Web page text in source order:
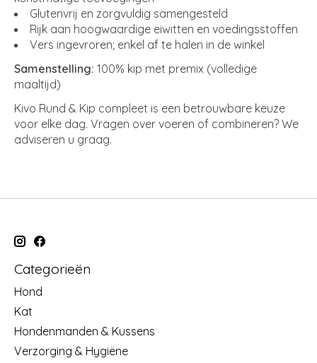
Glutenvrij en zorgvuldig samengesteld
Rijk aan hoogwaardige eiwitten en voedingsstoffen
Vers ingevroren; enkel af te halen in de winkel
Samenstelling: 100% kip met premix (volledige
maaltijd)
Kivo Rund & Kip compleet is een betrouwbare keuze
voor elke dag. Vragen over voeren of combineren? We
adviseren u graag.
Categorieën
Hond
Kat
Hondenmanden & Kussens
Verzorging & Hygiëne